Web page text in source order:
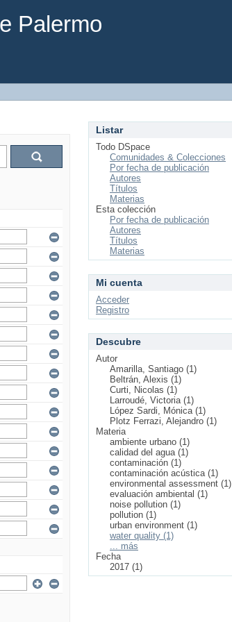
Palermo
Listar
Todo DSpace
Comunidades & Colecciones
Por fecha de publicación
Autores
Títulos
Materias
Esta colección
Por fecha de publicación
Autores
Títulos
Materias
Mi cuenta
Acceder
Registro
Descubre
Autor
Amarilla, Santiago (1)
Beltrán, Alexis (1)
Curti, Nicolas (1)
Larroudé, Victoria (1)
López Sardi, Mónica (1)
Plotz Ferrazi, Alejandro (1)
Materia
ambiente urbano (1)
calidad del agua (1)
contaminación (1)
contaminación acústica (1)
environmental assessment (1)
evaluación ambiental (1)
noise pollution (1)
pollution (1)
urban environment (1)
water quality (1)
... más
Fecha
2017 (1)